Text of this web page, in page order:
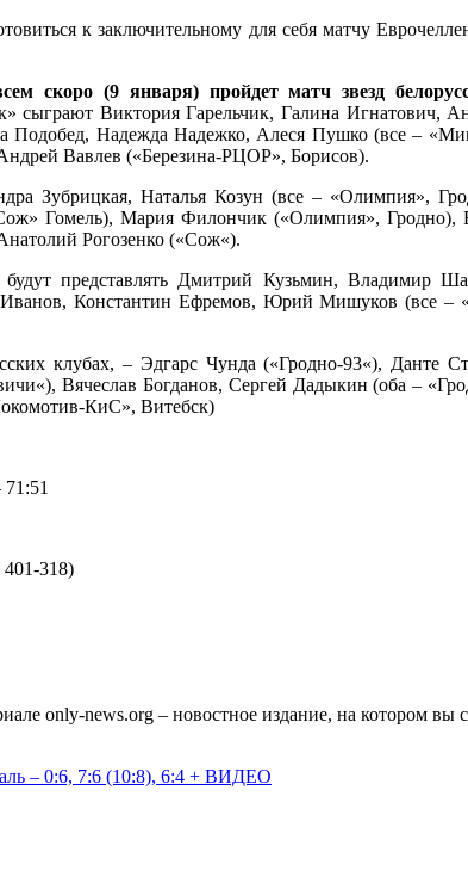
к заключительному для себя матчу
скоро (9 января) пройдет матч звезд
сыграют Виктория Гарельчик, Галина Игнатович,
Подобед, Надежда Надежко, Алеся Пушко (все –
Вавлев («Березина-РЦОР», Борисов).
Зубрицкая, Наталья Козун (все – «Олимпия»,
Гомель), Мария Филончик («Олимпия», Гродно),
Рогозенко («Сож«).
представлять Дмитрий Кузьмин, Владимир
Константин Ефремов, Юрий Мишуков (все
клубах, – Эдгарс Чунда («Гродно-93«),
Вячеслав Богданов, Сергей Дадыкин (оба –
КиС», Витебск)
318)
only-news.org – новостное издание, на котором
– 0:6, 7:6 (10:8), 6:4 + ВИДЕО